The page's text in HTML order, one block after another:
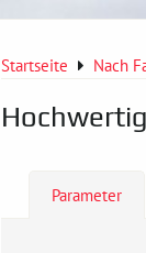
Startseite Nach
Parameter